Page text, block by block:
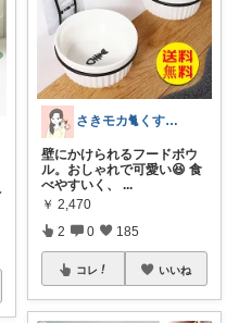
さきモカ🐈くすみカラー＆猫用品
壁にかけられるフードボウ
ル。おしゃれで可愛い😆 食
べやすいく、
...
￥ 2,470
2 0 185
コレ いいね